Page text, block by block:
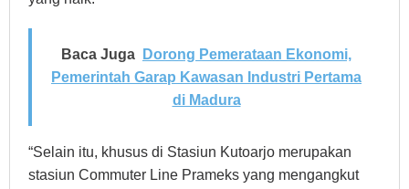
Baca Juga
Dorong Pemerataan Ekonomi,
Pemerintah Garap Kawasan Industri Pertama
di Madura
“Selain itu, khusus di Stasiun Kutoarjo merupakan
stasiun Commuter Line Prameks yang mengangkut